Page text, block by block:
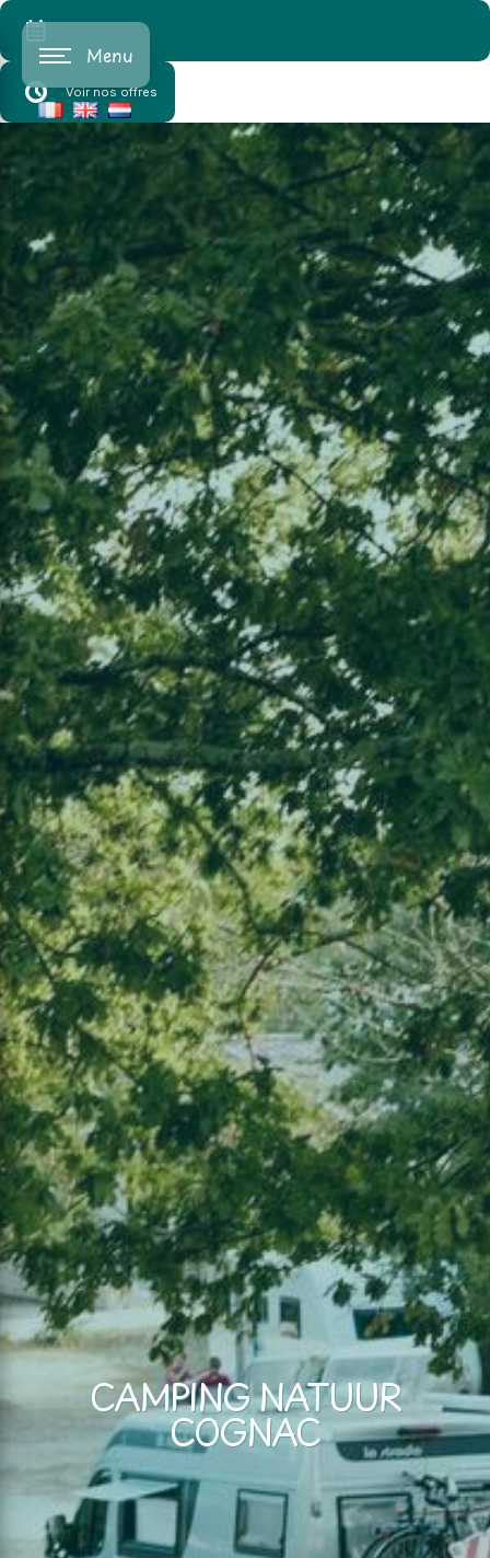
Voir nos offres
Menu
CAMPING NATUUR
COGNAC
Cookies beheer paneel